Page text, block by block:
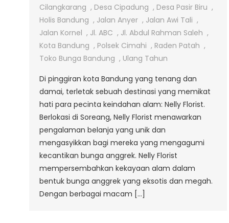
Anggrek
Di
Soreang
Cilangkarang , Desa Cipadung , Desa Pasir Biru ,
Holis Bandung , Jalan Anyer , Jalan Awi Tali ,
Jalan Kornel , Jl. ABC , Jl. Abdul Rahman Saleh ,
Kota Bandung , Polsek Cimahi , Raden Patah ,
Toko Bunga Bandung , Ulang Tahun
Di pinggiran kota Bandung yang tenang dan
damai, terletak sebuah destinasi yang memikat
hati para pecinta keindahan alam: Nelly Florist.
Berlokasi di Soreang, Nelly Florist menawarkan
pengalaman belanja yang unik dan
mengasyikkan bagi mereka yang mengagumi
kecantikan bunga anggrek. Nelly Florist
mempersembahkan kekayaan alam dalam
bentuk bunga anggrek yang eksotis dan megah.
Dengan berbagai macam […]